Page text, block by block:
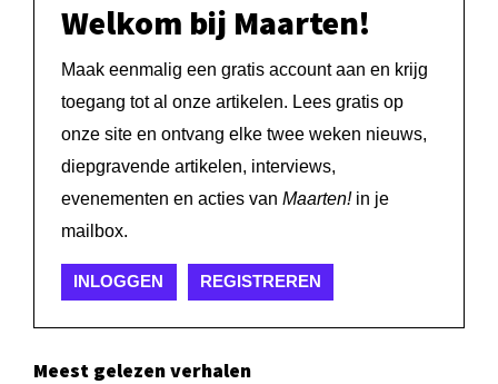
Welkom bij Maarten!
Maak eenmalig een gratis account aan en krijg
toegang tot al onze artikelen. Lees gratis op
onze site en ontvang elke twee weken nieuws,
diepgravende artikelen, interviews,
evenementen en acties van Maarten!in je
mailbox.
INLOGGEN REGISTREREN
Meest gelezen verhalen